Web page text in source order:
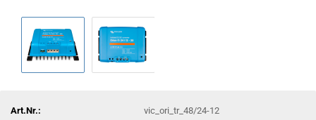
Art.Nr.:
vic_ori_tr_48/24-12